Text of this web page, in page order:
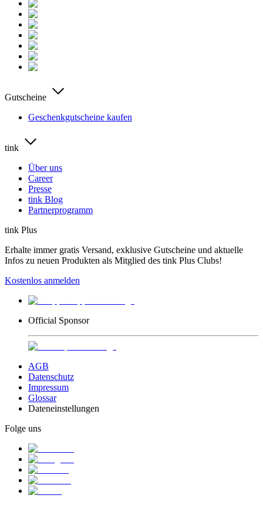
Gutscheine
Geschenkgutscheine kaufen
tink
Über uns
Career
Presse
tink Blog
Partnerprogramm
tink Plus
Erhalte immer gratis Versand, exklusive Gutscheine und aktuelle
Infos zu neuen Produkten als Mitglied des tink Plus Clubs!
Kostenlos anmelden
Official Sponsor
AGB
Datenschutz
Impressum
Glossar
Dateneinstellungen
Folge uns